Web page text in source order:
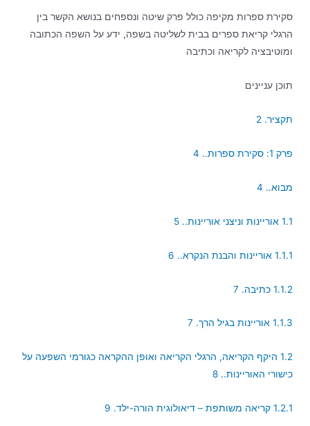
סקירת ספרות מקיפה כולל פרק שיטה ונספחים בנושא הקשר בין
הרגלי קריאת ספרים בבית לשליטה בשפה, ידע על השפה הכתובה
ומוטיבציה לקריאה וכתיבה
תוכן עניינים
תקציר. 2
פרק 1: סקירת ספרות.. 4
מבוא.. 4
1.1 אוריינות וניצני אוריינות.. 5
1.1.1 אוריינות והבנת הנקרא.. 6
1.1.2 כתיבה. 7
1.1.3 אוריינות בגיל הרך. 7
1.2 היקף הקריאה, הרגלי הקריאה ואופן ההקראה כגורמי השפעה על
כישורי האוריינות.. 8
1.2.1 קריאה משותפת – דיאולוגית הורה-ילד. 9